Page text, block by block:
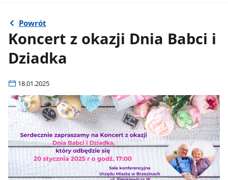
Powrót
Koncert z okazji Dnia Babci i
Dziadka
18.01.2025